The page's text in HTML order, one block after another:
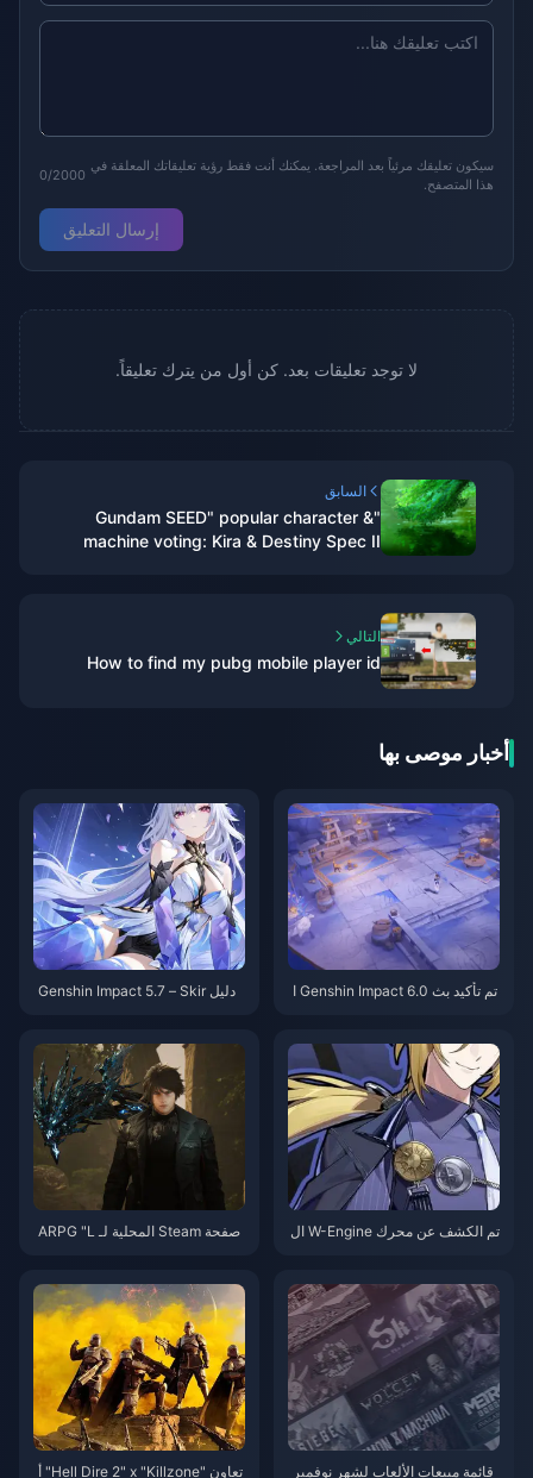
سيكون تعليقك مرئياً بعد المراجعة. يمكنك أنت فقط رؤية تعليقاتك المعلقة في
هذا المتصفح.
0/2000
إرسال التعليق
لا توجد تعليقات بعد. كن أول من يترك تعليقاً.
السابق
"Gundam SEED" popular character &
machine voting: Kira & Destiny Spec II
التالي
How to find my pubg mobile player id
أخبار موصى بها
تم تأكيد بث Genshin Impact 6.0 ا
دليل Genshin Impact 5.7 – Skir
تم الكشف عن محرك W-Engine ال
ية. هل لا يزال يستحق التجربة؟
صفحة Steam المحلية لـ ARPG "L
قائمة مبيعات الألعاب لشهر نوفمبر تعاون "Hell Dire 2" x "Killzone" أ